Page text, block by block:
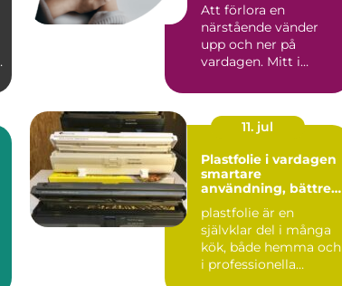
Att förlora en
närstående vänder
upp och ner på
vardagen. Mitt i
anhöriga också fatta...
11. jul
Plastfolie i vardagen
smartare
användning, bättre
plastfolie är en
självklar del i många
kök, både hemma och
i professionella